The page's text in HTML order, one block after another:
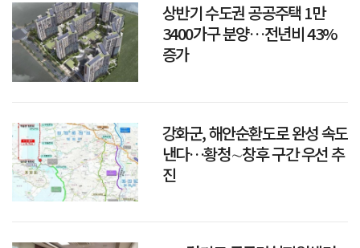
상반기 수도권 공공주택 1만
3400가구 분양…전년비 43%
증가
강화군, 해안순환도로 완성 속도
낸다…황청∼창후 구간 우선 추
진